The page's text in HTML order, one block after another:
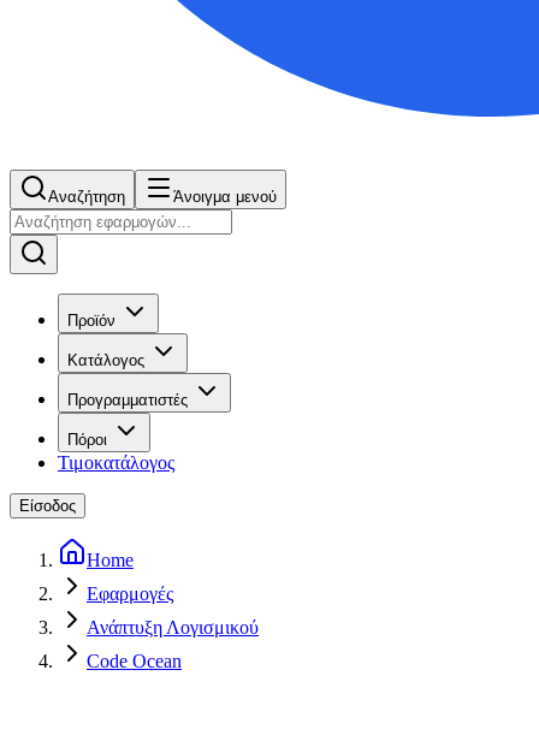
Αναζήτηση Άνοιγμα μενού
Προϊόν
Κατάλογος
Προγραμματιστές
Πόροι
Τιμοκατάλογος
Είσοδος
Home
Εφαρμογές
Ανάπτυξη Λογισμικού
Code Ocean